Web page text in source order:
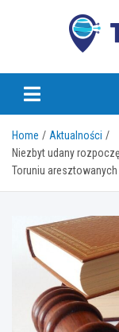
Home
Aktualności
Niezbyt udany
Toruniu